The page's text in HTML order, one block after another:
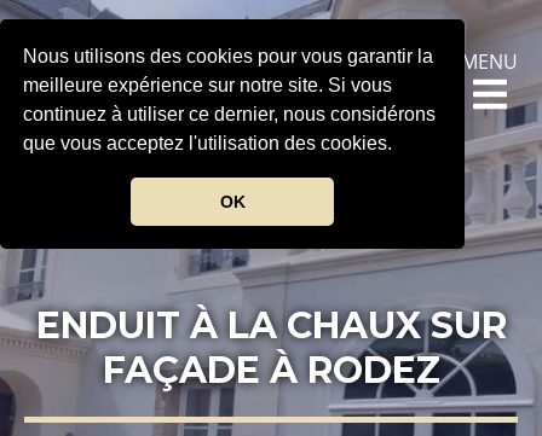
Nous utilisons des cookies pour vous garantir la
meilleure expérience sur notre site. Si vous
continuez à utiliser ce dernier, nous considérons
que vous acceptez l'utilisation des cookies.
OK
MENU
ENDUIT À LA CHAUX SUR
FAÇADE À RODEZ